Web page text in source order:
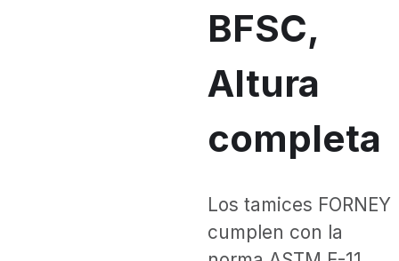
BFSC,
Altura
completa
Los tamices FORNEY
cumplen con la